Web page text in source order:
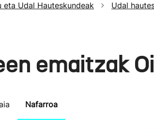
eta Udal Hauteskundeak Udal
emaitzak
Nafarroa